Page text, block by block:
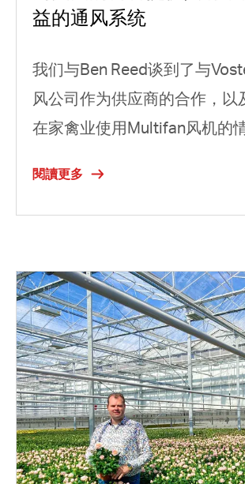
益的通风系统
我们与Ben Reed谈到了与
风公司作为供应商的合作，
在家禽业使用Multifan风机的情
閱讀更多